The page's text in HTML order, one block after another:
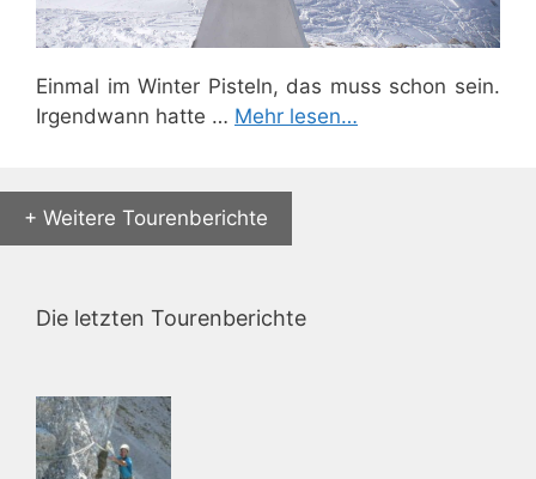
Einmal im Winter Pisteln, das muss schon sein.
Irgendwann hatte … Mehr lesen…
+ Weitere Tourenberichte
Die letzten Tourenberichte